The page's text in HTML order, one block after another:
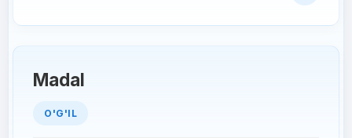
Madal
O'G'IL